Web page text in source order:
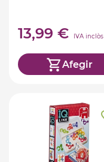
13,99 € IVA inclòs
Afegir